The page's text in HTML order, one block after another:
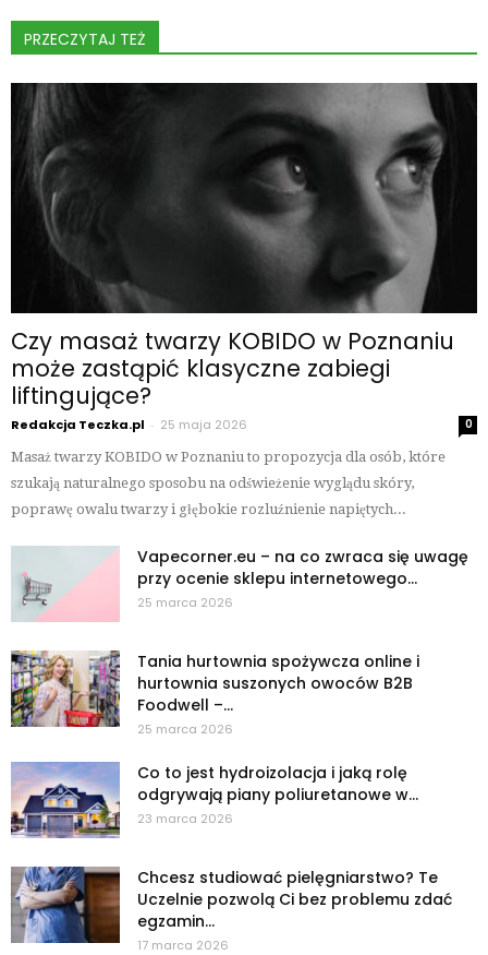
PRZECZYTAJ TEŻ
Czy masaż twarzy KOBIDO w Poznaniu
może zastąpić klasyczne zabiegi
liftingujące?
Redakcja Teczka.pl - 25 maja 2026
0
Masaż twarzy KOBIDO w Poznaniu to propozycja dla osób, które
szukają naturalnego sposobu na odświeżenie wyglądu skóry,
poprawę owalu twarzy i głębokie rozluźnienie napiętych...
Vapecorner.eu – na co zwraca się uwagę
przy ocenie sklepu internetowego...
25 marca 2026
Tania hurtownia spożywcza online i
hurtownia suszonych owoców B2B
Foodwell –...
25 marca 2026
Co to jest hydroizolacja i jaką rolę
odgrywają piany poliuretanowe w...
23 marca 2026
Chcesz studiować pielęgniarstwo? Te
Uczelnie pozwolą Ci bez problemu zdać
egzamin...
17 marca 2026